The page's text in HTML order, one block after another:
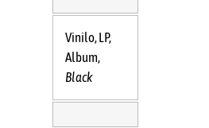
Vinilo, LP,
Album,
Black